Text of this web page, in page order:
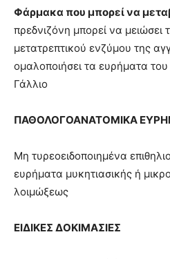
Φάρμακα που μπορεί να
πρεδνιζόνη μπορεί να μειώσει
μετατρεπτικού ενζύμου της
ομαλοποιήσει τα ευρήματα
Γάλλιο
ΠΑΘΟΛΟΓΟΑΝΑΤΟΜΙΚΑ
Μη τυρεοειδοποιημένα
ευρήματα μυκητιασικής ή
λοιμώξεως
ΕΙΔΙΚΕΣ ΔΟΚΙΜΑΣΙΕΣ